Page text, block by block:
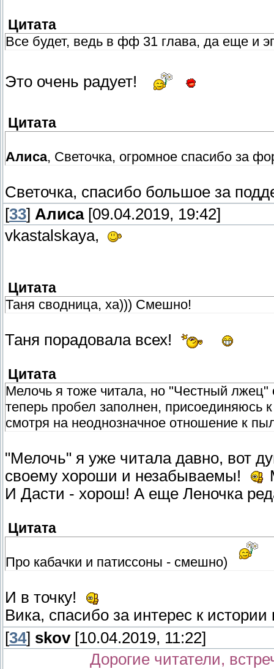
Цитата
Все будет, ведь в фф 31 глава, да еще и
Это очень радует!
Цитата
Алиса, Светочка, огромное спасибо за
Светочка, спасибо большое за
[33] Алиса[09.04.2019, 19:42]
vkastalskaya,
Цитата
Таня сводница, ха))) Смешно!
Таня порадовала всех!
Цитата
Мелочь я тоже читала, но "Честный
теперь пробел заполнен, присоединяюсь
смотря на неоднозначное отношение к
"Мелочь" я уже читала давно, вот
своему хороши и незабываемы!
И Дасти - хорош! А еще Леночка
Цитата
Про кабачки и патиссоны - смешно)
И в точку!
Вика, спасибо за интерес к
[34] skov[10.04.2019, 11:22]
Дорогие читатели,